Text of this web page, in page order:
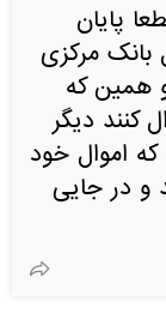
پایان
مرکزی
همین که
کنند دیگر
اموال خود
و در جایی